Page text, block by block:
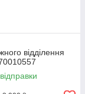
відділення